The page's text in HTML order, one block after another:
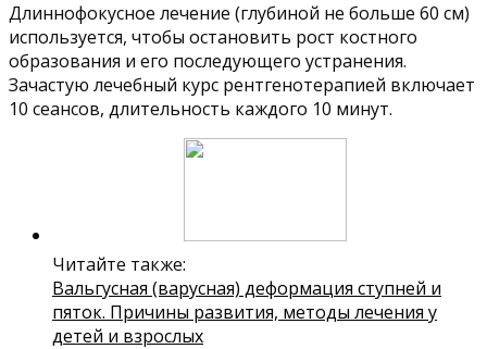
Длиннофокусное лечение (глубиной не больше 60 см)
используется, чтобы остановить рост костного
образования и его последующего устранения.
Зачастую лечебный курс рентгенотерапией включает
10 сеансов, длительность каждого 10 минут.
Читайте также:
Вальгусная (варусная) деформация ступней и
пяток. Причины развития, методы лечения у
детей и взрослых